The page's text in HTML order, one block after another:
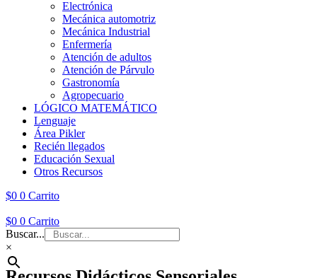
Electrónica
Mecánica automotriz
Mecánica Industrial
Enfermería
Atención de adultos
Atención de Párvulo
Gastronomía
Agropecuario
LÓGICO MATEMÁTICO
Lenguaje
Área Pikler
Recién llegados
Educación Sexual
Otros Recursos
$0 0 Carrito
$0 0 Carrito
Buscar...
×